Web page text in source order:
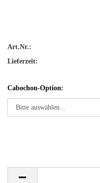
Art.Nr.:
Lieferzeit:
Cabochon-Option: